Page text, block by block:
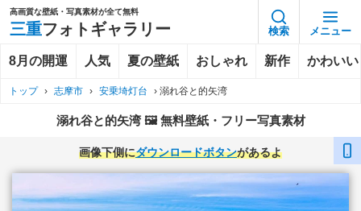
高画質な壁紙・写真素材が全て無料
三重フォトギャラリー 検索 メニュー
8月の開運 人気 夏の壁紙 おしゃれ 新作 かわいい
トップ › 志摩市 › 安乗埼灯台 › 溺れ谷と的矢湾
溺れ谷と的矢湾 🖼️ 無料壁紙・フリー写真素材
画像下側にダウンロードボタンがあるよ